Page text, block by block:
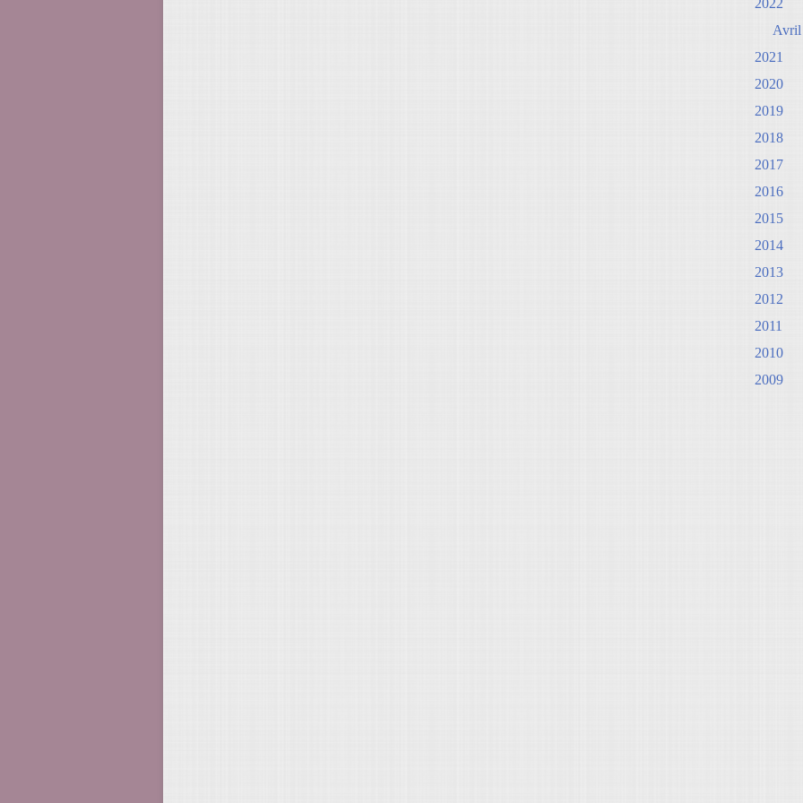
2022
Avril
2021
2020
2019
2018
2017
2016
2015
2014
2013
2012
2011
2010
2009